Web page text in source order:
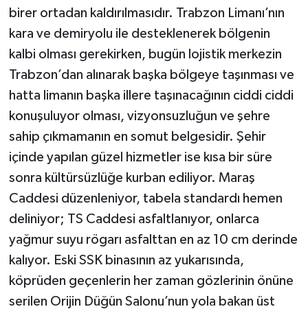
birer ortadan kaldırılmasıdır. Trabzon Limanı’nın
kara ve demiryolu ile desteklenerek bölgenin
kalbi olması gerekirken, bugün lojistik merkezin
Trabzon’dan alınarak başka bölgeye taşınması ve
hatta limanın başka illere taşınacağının ciddi ciddi
konuşuluyor olması, vizyonsuzluğun ve şehre
sahip çıkmamanın en somut belgesidir. Şehir
içinde yapılan güzel hizmetler ise kısa bir süre
sonra kültürsüzlüğe kurban ediliyor. Maraş
Caddesi düzenleniyor, tabela standardı hemen
deliniyor; TS Caddesi asfaltlanıyor, onlarca
yağmur suyu rögarı asfalttan en az 10 cm derinde
kalıyor. Eski SSK binasının az yukarısında,
köprüden geçenlerin her zaman gözlerinin önüne
serilen Orijin Düğün Salonu’nun yola bakan üst